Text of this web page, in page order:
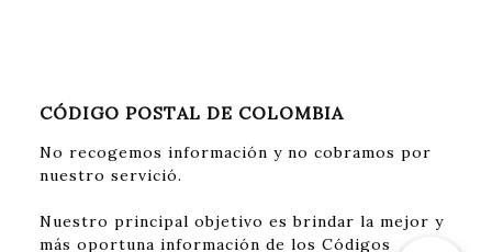
CÓDIGO POSTAL DE COLOMBIA
No recogemos información y no cobramos por
nuestro servició.
Nuestro principal objetivo es brindar la mejor y
más oportuna información de los Códigos